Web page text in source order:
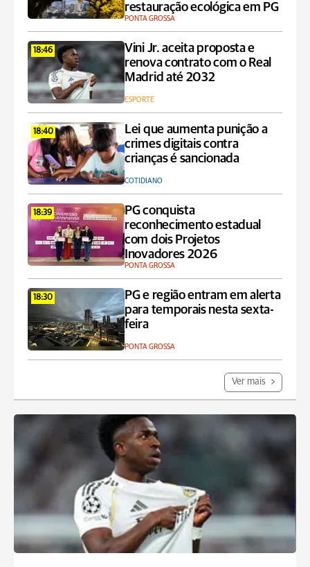
restauração ecológica em PG
PONTA GROSSA
18:46
Vini Jr. aceita proposta e
renova contrato com o Real
Madrid até 2032
ESPORTE
18:40
Lei que aumenta punição a
crimes digitais contra
crianças é sancionada
COTIDIANO
18:39
PG conquista
reconhecimento estadual
com dois Projetos
Inovadores 2026
PONTA GROSSA
18:30
PG e região entram em alerta
para temporais nesta sexta-
feira
PONTA GROSSA
Ver mais